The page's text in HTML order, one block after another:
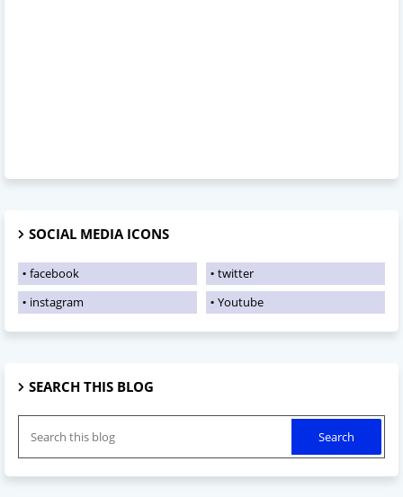
SOCIAL MEDIA ICONS
facebook
twitter
instagram
Youtube
SEARCH THIS BLOG